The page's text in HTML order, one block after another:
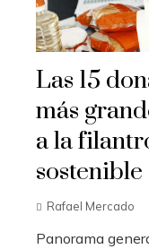
Las 15
más
a la
sostenible
Rafael Mercado
Panorama